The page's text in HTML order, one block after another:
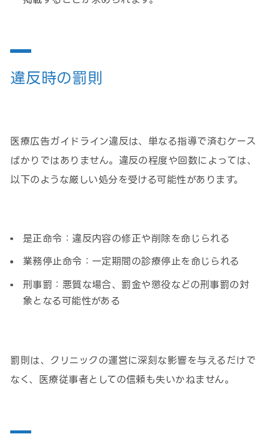
違反時の罰則
医療広告ガイドライン違反は、単なる指導で済むケース
ばかりではありません。違反の程度や回数によっては、
以下のような厳しい処分を受ける可能性があります。
是正命令：違反内容の修正や削除を命じられる
業務停止命令：一定期間の診療停止を命じられる
刑事罰：悪質な場合、罰金や懲役などの刑事罰の対
象となる可能性がある
罰則は、クリニックの運営に深刻な影響を与えるだけで
なく、医療従事者としての信頼も失いかねません。